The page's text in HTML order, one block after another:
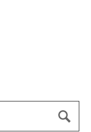
3 Serie M-Sport